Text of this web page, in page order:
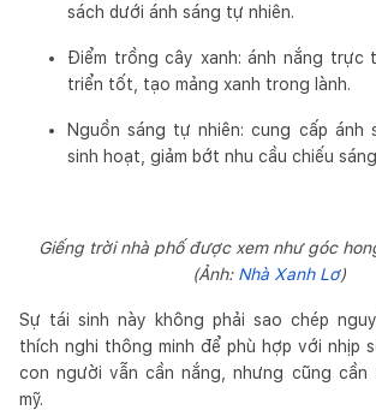
sách dưới ánh sáng tự nhiên.
Điểm trồng cây xanh: ánh nắng trực
triển tốt, tạo mảng xanh trong lành.
Nguồn sáng tự nhiên: cung cấp ánh
sinh hoạt, giảm bớt nhu cầu chiếu
Giếng trời nhà phố được xem như góc
(Ảnh: Nhà Xanh Lơ)
Sự tái sinh này không phải sao chép
thích nghi thông minh để phù hợp với nhịp
con người vẫn cần nắng, nhưng cũng cần
mỹ.